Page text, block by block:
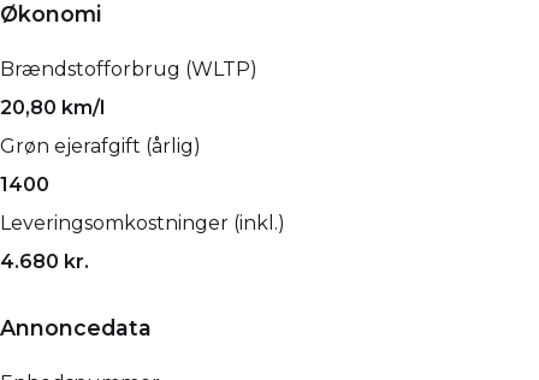
Økonomi
Brændstofforbrug (WLTP)
20,80 km/l
Grøn ejerafgift (årlig)
1400
Leveringsomkostninger (inkl.)
4.680 kr.
Annoncedata